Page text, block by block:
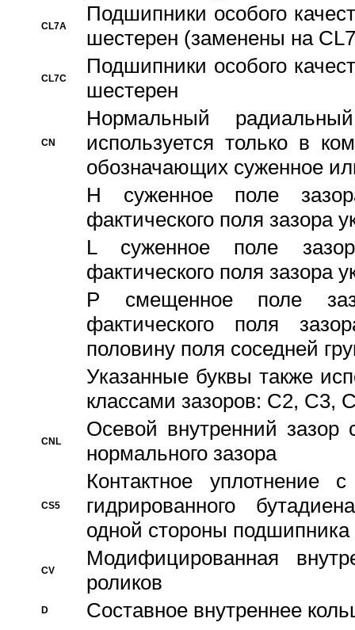
CL7A
Подшипники особого
шестерен (заменены на
CL7C
Подшипники особого
шестерен
CN
Hормальный
используется только в
обозначающих суженное
H суженное поле
фактического поля зазора
L суженное поле
фактического поля зазора
P смещенное поле
фактического поля
половину поля соседней
Указанные буквы также
классами зазоров: С2,
CNL
Осевой внутренний зазор
нормального зазора
CS5
Контактное уплотнение
гидрированного
одной стороны подшипника
CV
Модифицированная
роликов
D Составное внутреннее